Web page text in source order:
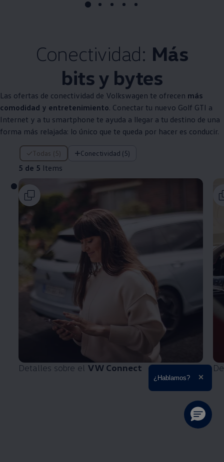
Conectividad: Más
bits y bytes
Las ofertas de conectividad de Volkswagen te ofrecen más
comodidad y entretenimiento. Conectar tu nuevo Golf GTI a
Internet y a tu smartphone te ayuda a llegar a tu destino de una
forma más relajada: lo único que te queda por hacer es conducir.
Todas (5) Conectividad (5)
5 de 5 Items
5 de 5 Items
Detalles sobre el VW Connect
¿Hablamos?
Ampliar el texto